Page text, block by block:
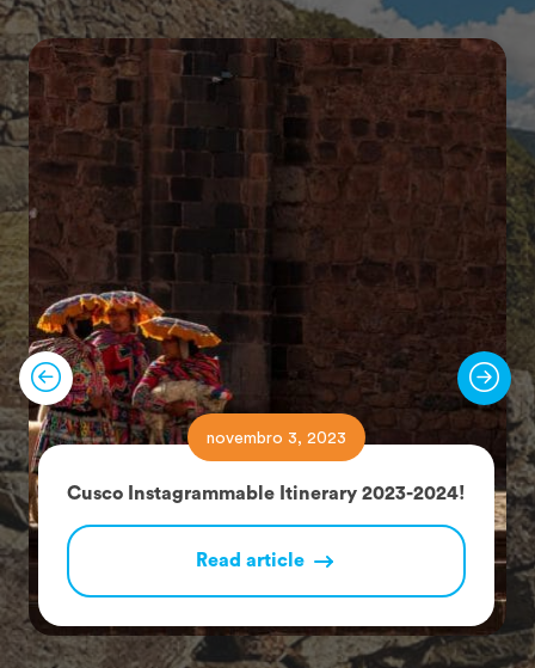
novembro 3, 2023
Cusco Instagrammable Itinerary 2023-2024!
Read article